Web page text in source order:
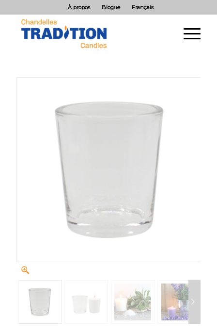
À propos Blogue Français